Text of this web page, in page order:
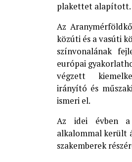
plakettet alapított.
Az
közúti és a vasúti
színvonalának
európai
végzett
irányító és
ismeri el.
Az idei évben
alkalommal került
szakemberek